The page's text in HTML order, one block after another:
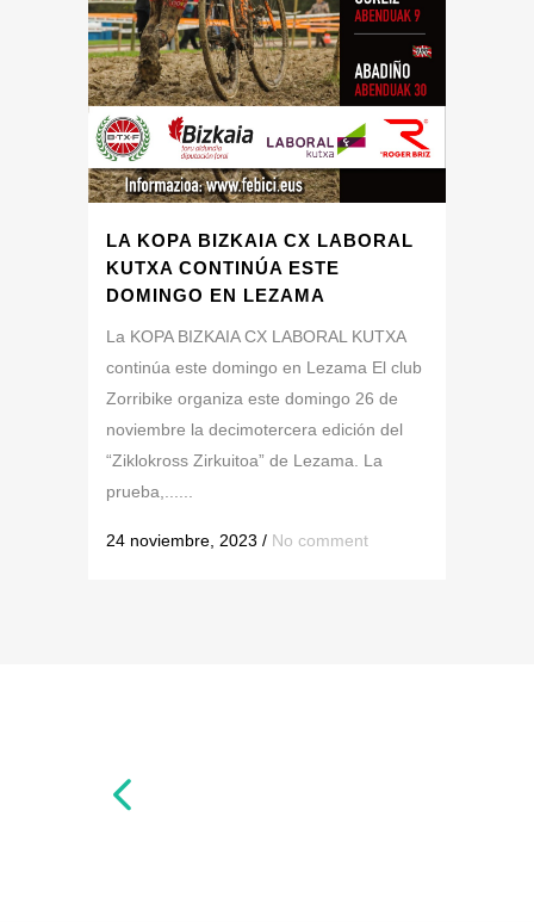
LA KOPA BIZKAIA CX LABORAL
KUTXA CONTINÚA ESTE
DOMINGO EN LEZAMA
La KOPA BIZKAIA CX LABORAL KUTXA
continúa este domingo en Lezama El club
Zorribike organiza este domingo 26 de
noviembre la decimotercera edición del
“Ziklokross Zirkuitoa” de Lezama. La
prueba,......
24 noviembre, 2023 / No comment